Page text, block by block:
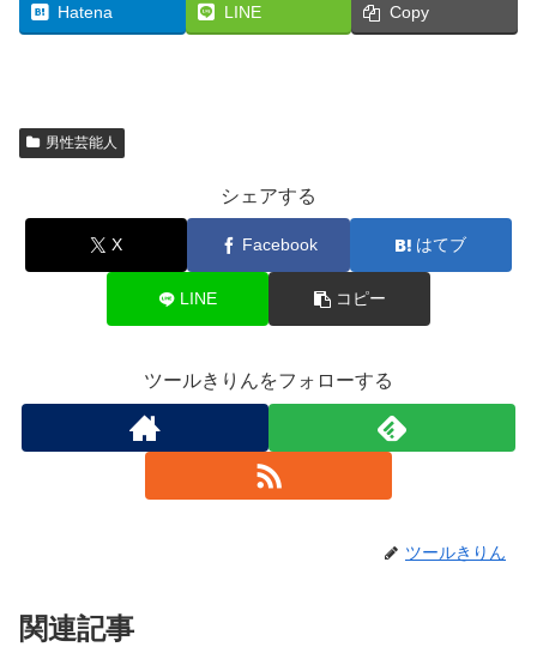
Hatena LINE Copy
男性芸能人
シェアする
X Facebook はてブ
LINE コピー
ツールきりんをフォローする
ツールきりん
関連記事